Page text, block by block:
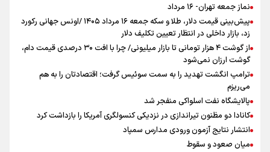
نماز جمعه تهران- ۱۶ مرداد
پیش‌بینی قیمت دلار، طلا و سکه جمعه ۱۶ مرداد ۱۴۰۵ /اونس جهانی رکورد
زد، بازار داخلی در انتظار تعیین تکلیف دلار
از گوشت ۴ هزار تومانی تا بازار میلیونی/ چرا با افت ۳۰ درصدی قیمت دام،
گوشت ارزان نمی‌شود
ترامپ انگشت تهدید را به سمت سوئیس گرفت؛ اقتصادتان را به هم
می‌ریزم
پالایشگاه نفت اسلواکی منفجر شد
کانادا دو مظنون تیراندازی در نزدیکی کنسولگری آمریکا را بازداشت کرد
انتشار نتایج آزمون ورودی مدارس سمپاد
میان صعود و سقوط